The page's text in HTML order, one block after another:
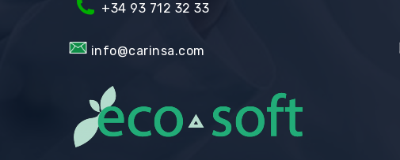
+34 93 712 32 33
info@carinsa.com